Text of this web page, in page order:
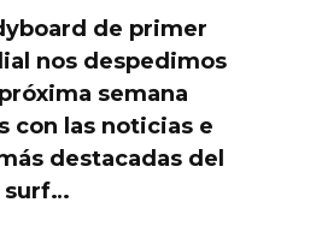
de primer
nos despedimos
semana
con las noticias e
destacadas del
surf…